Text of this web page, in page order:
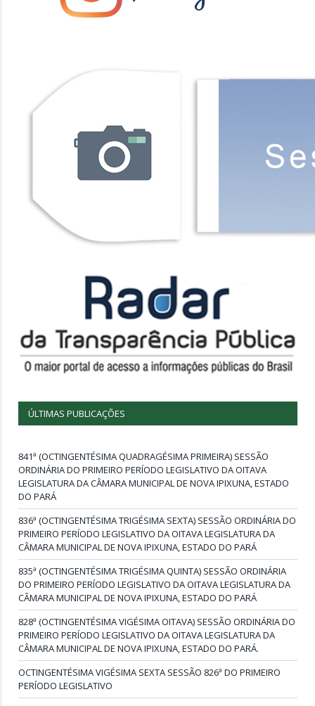
ÚLTIMAS PUBLICAÇÕES
841ª (OCTINGENTÉSIMA QUADRAGÉSIMA PRIMEIRA) SESSÃO
ORDINÁRIA DO PRIMEIRO PERÍODO LEGISLATIVO DA OITAVA
LEGISLATURA DA CÂMARA MUNICIPAL DE NOVA IPIXUNA, ESTADO
DO PARÁ
836ª (OCTINGENTÉSIMA TRIGÉSIMA SEXTA) SESSÃO ORDINÁRIA DO
PRIMEIRO PERÍODO LEGISLATIVO DA OITAVA LEGISLATURA DA
CÂMARA MUNICIPAL DE NOVA IPIXUNA, ESTADO DO PARÁ
835ª (OCTINGENTÉSIMA TRIGÉSIMA QUINTA) SESSÃO ORDINÁRIA
DO PRIMEIRO PERÍODO LEGISLATIVO DA OITAVA LEGISLATURA DA
CÂMARA MUNICIPAL DE NOVA IPIXUNA, ESTADO DO PARÁ
828ª (OCTINGENTÉSIMA VIGÉSIMA OITAVA) SESSÃO ORDINÁRIA DO
PRIMEIRO PERÍODO LEGISLATIVO DA OITAVA LEGISLATURA DA
CÂMARA MUNICIPAL DE NOVA IPIXUNA, ESTADO DO PARÁ.
OCTINGENTÉSIMA VIGÉSIMA SEXTA SESSÃO 826ª DO PRIMEIRO
PERÍODO LEGISLATIVO